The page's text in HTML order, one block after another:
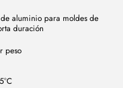
aluminio para moldes de
duración
peso